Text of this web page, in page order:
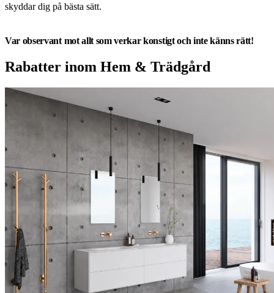
skyddar dig på bästa sätt.
Var observant mot allt som verkar konstigt och inte känns rätt!
Rabatter inom Hem & Trädgård